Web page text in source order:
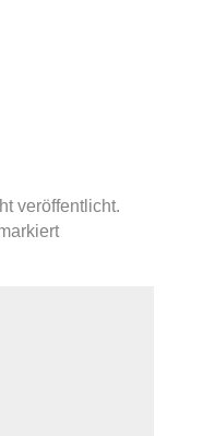
veröffentlicht.